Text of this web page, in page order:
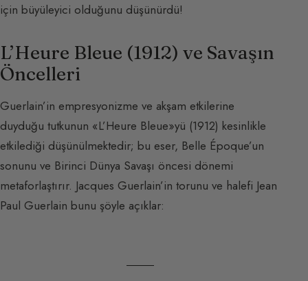
için büyüleyici olduğunu düşünürdü!
L’Heure Bleue (1912) ve Savaşın
Öncelleri
Guerlain’in empresyonizme ve akşam etkilerine
duyduğu tutkunun «L’Heure Bleue»yü (1912) kesinlikle
etkilediği düşünülmektedir; bu eser, Belle Époque’un
sonunu ve Birinci Dünya Savaşı öncesi dönemi
metaforlaştırır. Jacques Guerlain’in torunu ve halefi Jean
Paul Guerlain bunu şöyle açıklar: